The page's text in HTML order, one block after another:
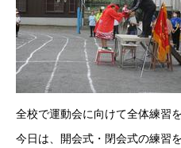
全校で運動会に向けて全体練習
今日は、開会式・閉会式の練習